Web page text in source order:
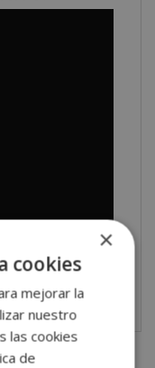
×
cookies
mejorar la
nuestro
las cookies
de